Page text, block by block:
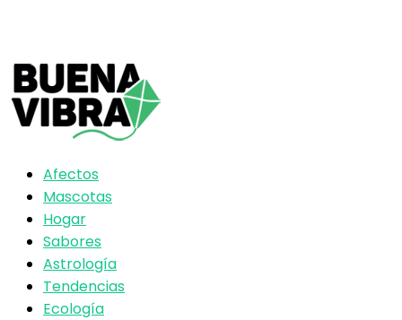
Afectos
Mascotas
Hogar
Sabores
Astrología
Tendencias
Ecología